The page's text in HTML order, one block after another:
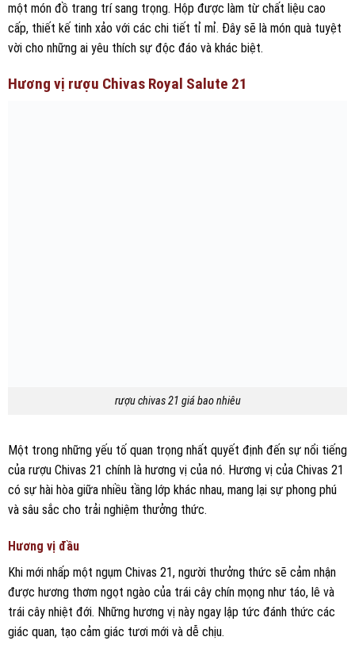
một món đồ trang trí sang trọng. Hộp được làm từ chất liệu cao
cấp, thiết kế tinh xảo với các chi tiết tỉ mỉ. Đây sẽ là món quà tuyệt
vời cho những ai yêu thích sự độc đáo và khác biệt.
Hương vị rượu Chivas Royal Salute 21
rượu chivas 21 giá bao nhiêu
Một trong những yếu tố quan trọng nhất quyết định đến sự nổi tiếng
của rượu Chivas 21 chính là hương vị của nó. Hương vị của Chivas 21
có sự hài hòa giữa nhiều tầng lớp khác nhau, mang lại sự phong phú
và sâu sắc cho trải nghiệm thưởng thức.
Hương vị đầu
Khi mới nhấp một ngụm Chivas 21, người thưởng thức sẽ cảm nhận
được hương thơm ngọt ngào của trái cây chín mọng như táo, lê và
trái cây nhiệt đới. Những hương vị này ngay lập tức đánh thức các
giác quan, tạo cảm giác tươi mới và dễ chịu.